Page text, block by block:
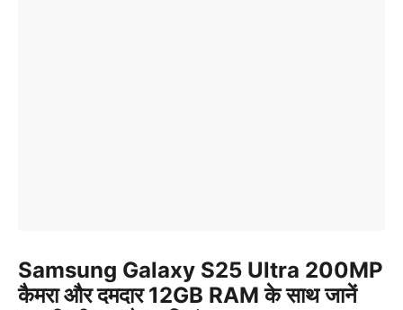
Samsung Galaxy S25 Ultra 200MP
कैमरा और दमदार 12GB RAM के साथ जानें